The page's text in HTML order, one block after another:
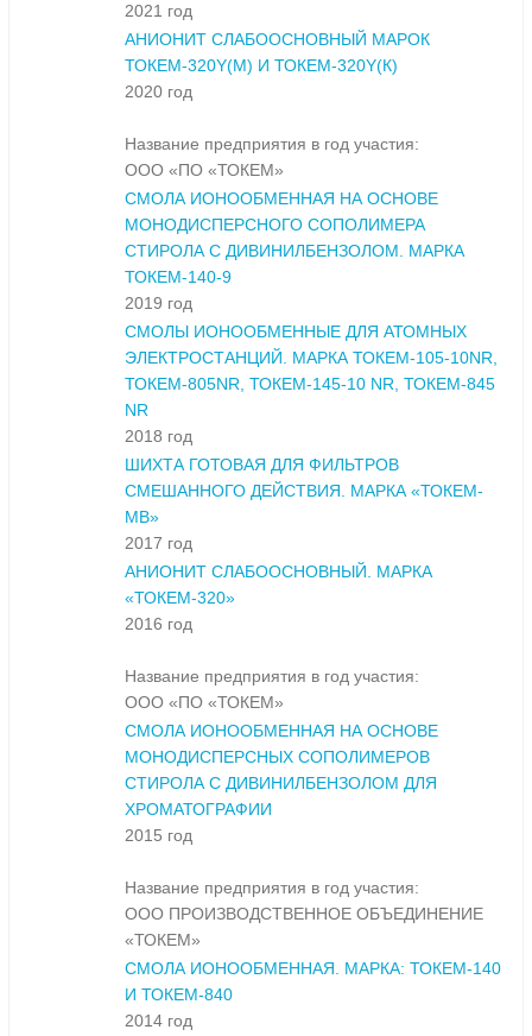
2021 год
АНИОНИТ СЛАБООСНОВНЫЙ МАРОК
ТОКЕМ-320Y(М) И ТОКЕМ-320Y(К)
2020 год
Название предприятия в год участия:
ООО «ПО «ТОКЕМ»
СМОЛА ИОНООБМЕННАЯ НА ОСНОВЕ
МОНОДИСПЕРСНОГО СОПОЛИМЕРА
СТИРОЛА С ДИВИНИЛБЕНЗОЛОМ. МАРКА
ТОКЕМ-140-9
2019 год
СМОЛЫ ИОНООБМЕННЫЕ ДЛЯ АТОМНЫХ
ЭЛЕКТРОСТАНЦИЙ. МАРКА ТОКЕМ-105-10NR,
ТОКЕМ-805NR, ТОКЕМ-145-10 NR, ТОКЕМ-845
NR
2018 год
ШИХТА ГОТОВАЯ ДЛЯ ФИЛЬТРОВ
СМЕШАННОГО ДЕЙСТВИЯ. МАРКА «ТОКЕМ-
МВ»
2017 год
АНИОНИТ СЛАБООСНОВНЫЙ. МАРКА
«ТОКЕМ-320»
2016 год
Название предприятия в год участия:
ООО «ПО «ТОКЕМ»
СМОЛА ИОНООБМЕННАЯ НА ОСНОВЕ
МОНОДИСПЕРСНЫХ СОПОЛИМЕРОВ
СТИРОЛА С ДИВИНИЛБЕНЗОЛОМ ДЛЯ
ХРОМАТОГРАФИИ
2015 год
Название предприятия в год участия:
ООО ПРОИЗВОДСТВЕННОЕ ОБЪЕДИНЕНИЕ
«ТОКЕМ»
СМОЛА ИОНООБМЕННАЯ. МАРКА: ТОКЕМ-140
И ТОКЕМ-840
2014 год